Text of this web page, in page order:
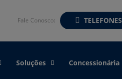
Fale Conosco: TELEFONES
Soluções Concessionária